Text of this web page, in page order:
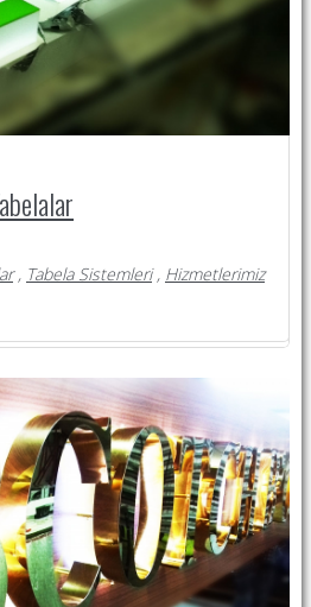
, Tabela Sistemleri, Hizmetlerimiz